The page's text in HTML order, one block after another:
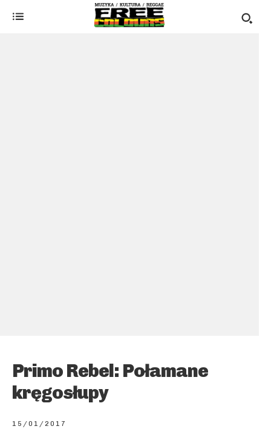
Primo Rebel: Połamane
kręgosłupy
15/01/2017